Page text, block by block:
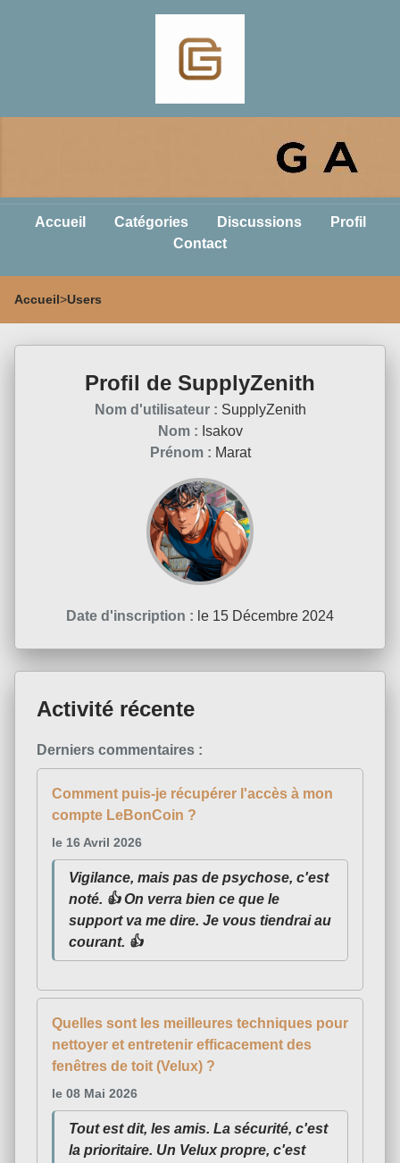
Accueil Catégories Discussions
Profil
Contact
Accueil>Users
Profil de SupplyZenith
Nom d'utilisateur : SupplyZenith
Nom : Isakov
Prénom : Marat
Date d'inscription : le 15 Décembre 2024
Activité récente
Derniers commentaires :
Comment puis-je récupérer l'accès à mon
compte LeBonCoin ?
le 16 Avril 2026
Vigilance, mais pas de psychose, c'est
noté. 👍 On verra bien ce que le
support va me dire. Je vous tiendrai au
courant. 👍
Quelles sont les meilleures techniques pour
nettoyer et entretenir efficacement des
fenêtres de toit (Velux) ?
le 08 Mai 2026
Tout est dit, les amis. La sécurité, c'est
la prioritaire. Un Velux propre, c'est